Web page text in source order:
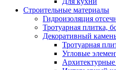
Строительные материалы
Гидроизоляция
Тротуарная плитка,
Декоративный
Тротуарная
Угловые